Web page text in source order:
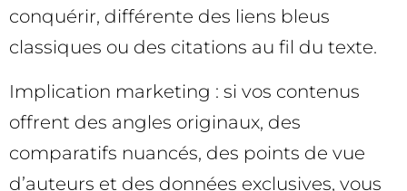
conquérir, différente des liens bleus
classiques ou des citations au fil du texte.
Implication marketing : si vos contenus
offrent des angles originaux, des
comparatifs nuancés, des points de vue
d’auteurs et des données exclusives, vous